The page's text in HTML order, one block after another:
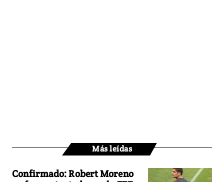
Más leídas
Confirmado: Robert Moreno